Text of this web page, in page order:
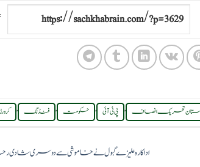
تحریک انصاف , پی ٹی آئی , حکومت , فنڈنگ , کرورڑ
اداکارہ علیزے گبول نے خاموشی سے دوسری شادی